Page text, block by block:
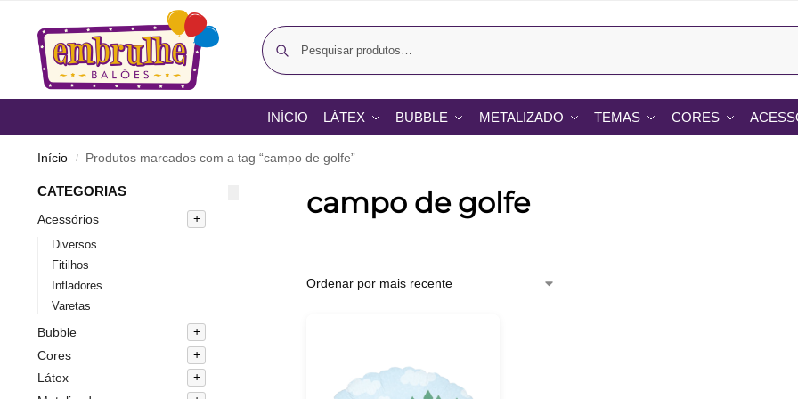
INÍCIO LÁTEX BUBBLE METALIZADO TEMAS CORES
Início / Produtos marcados com a tag “campo de golfe”
campo de golfe
CATEGORIAS
Acessórios
Diversos
Fitilhos
Infladores
Varetas
Bubble
Cores
Látex